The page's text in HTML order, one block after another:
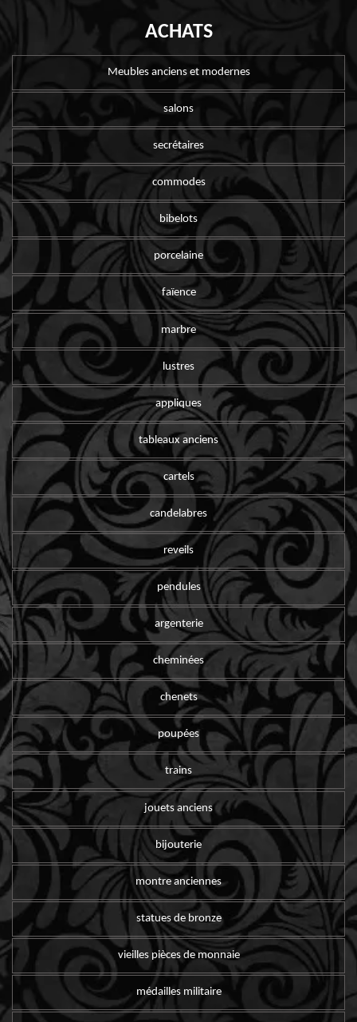
ACHATS
Meubles anciens et modernes
salons
secrétaires
commodes
bibelots
porcelaine
faïence
marbre
lustres
appliques
tableaux anciens
cartels
candelabres
reveils
pendules
argenterie
cheminées
chenets
poupées
trains
jouets anciens
bijouterie
montre anciennes
statues de bronze
vieilles pièces de monnaie
médailles militaire